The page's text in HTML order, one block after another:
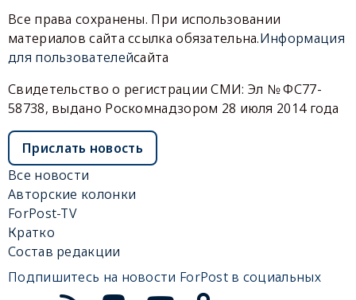
Все права сохранены. При использовании
материалов сайта ссылка обязательна.Информация
для пользователейсайта
Свидетельство о регистрации СМИ: Эл № ФС77-
58738, выдано Роскомнадзором 28 июля 2014 года
Прислать новость
Все новости
Авторские колонки
ForPost-TV
Кратко
Состав редакции
Подпишитесь на новости ForPost в социальных